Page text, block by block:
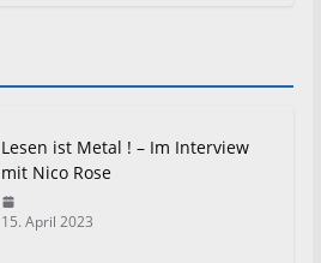
Lesen ist Metal ! – Im Interview
mit Nico Rose
15. April 2023